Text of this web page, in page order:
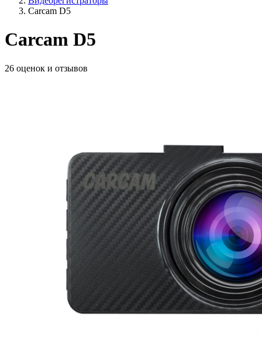
Carcam D5
Carcam D5
26 оценок и отзывов